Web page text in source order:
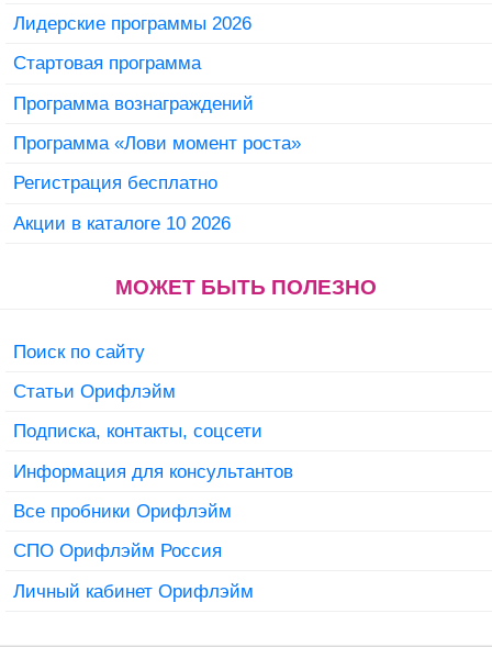
Лидерские программы 2026
Стартовая программа
Программа вознаграждений
Программа «Лови момент роста»
Регистрация бесплатно
Акции в каталоге 10 2026
МОЖЕТ БЫТЬ ПОЛЕЗНО
Поиск по сайту
Статьи Орифлэйм
Подписка, контакты, соцсети
Информация для консультантов
Все пробники Орифлэйм
СПО Орифлэйм Россия
Личный кабинет Орифлэйм